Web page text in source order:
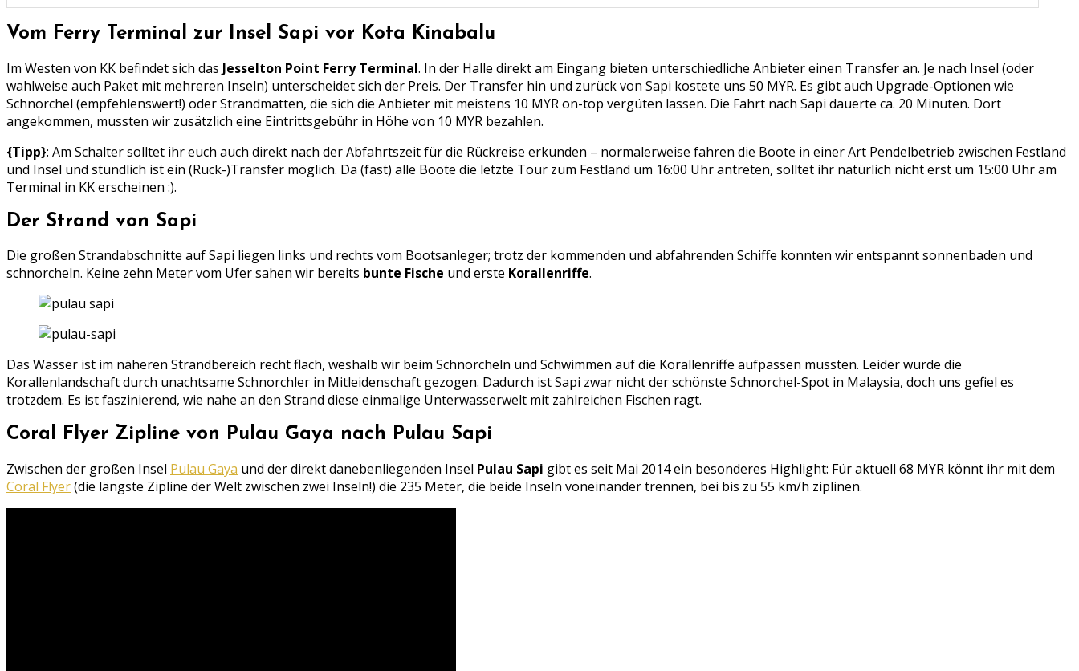
Vom Ferry Terminal zur Insel Sapi vor Kota Kinabalu
Im Westen von KK befindet sich das Jesselton Point Ferry Terminal. In der Halle direkt am Eingang bieten unterschiedliche Anbieter einen Transfer an. Je nach Insel (oder
wahlweise auch Paket mit mehreren Inseln) unterscheidet sich der Preis. Der Transfer hin und zurück von Sapi kostete uns 50 MYR. Es gibt auch Upgrade-Optionen wie
Schnorchel (empfehlenswert!) oder Strandmatten, die sich die Anbieter mit meistens 10 MYR on-top vergüten lassen. Die Fahrt nach Sapi dauerte ca. 20 Minuten. Dort
angekommen, mussten wir zusätzlich eine Eintrittsgebühr in Höhe von 10 MYR bezahlen.
{Tipp}: Am Schalter solltet ihr euch auch direkt nach der Abfahrtszeit für die Rückreise erkunden – normalerweise fahren die Boote in einer Art Pendelbetrieb zwischen Festland
und Insel und stündlich ist ein (Rück-)Transfer möglich. Da (fast) alle Boote die letzte Tour zum Festland um 16:00 Uhr antreten, solltet ihr natürlich nicht erst um 15:00 Uhr am
Terminal in KK erscheinen :).
Der Strand von Sapi
Die großen Strandabschnitte auf Sapi liegen links und rechts vom Bootsanleger; trotz der kommenden und abfahrenden Schiffe konnten wir entspannt sonnenbaden und
schnorcheln. Keine zehn Meter vom Ufer sahen wir bereits bunte Fische und erste Korallenriffe.
Das Wasser ist im näheren Strandbereich recht flach, weshalb wir beim Schnorcheln und Schwimmen auf die Korallenriffe aufpassen mussten. Leider wurde die
Korallenlandschaft durch unachtsame Schnorchler in Mitleidenschaft gezogen. Dadurch ist Sapi zwar nicht der schönste Schnorchel-Spot in Malaysia, doch uns gefiel es
trotzdem. Es ist faszinierend, wie nahe an den Strand diese einmalige Unterwasserwelt mit zahlreichen Fischen ragt.
Coral Flyer Zipline von Pulau Gaya nach Pulau Sapi
Zwischen der großen Insel Pulau Gaya und der direkt danebenliegenden Insel Pulau Sapi gibt es seit Mai 2014 ein besonderes Highlight: Für aktuell 68 MYR könnt ihr mit dem
Coral Flyer(die längste Zipline der Welt zwischen zwei Inseln!) die 235 Meter, die beide Inseln voneinander trennen, bei bis zu 55 km/h ziplinen.